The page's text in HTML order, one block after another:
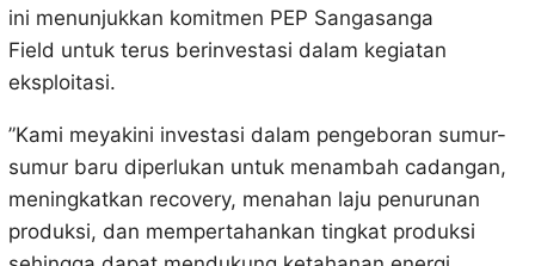
ini menunjukkan komitmen PEP Sangasanga
Field untuk terus berinvestasi dalam kegiatan
eksploitasi.
”Kami meyakini investasi dalam pengeboran sumur-
sumur baru diperlukan untuk menambah cadangan,
meningkatkan recovery, menahan laju penurunan
produksi, dan mempertahankan tingkat produksi